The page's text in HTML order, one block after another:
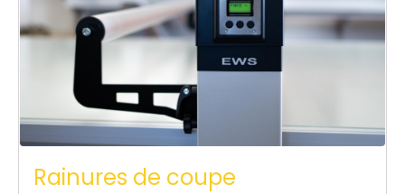
Rainures de coupe